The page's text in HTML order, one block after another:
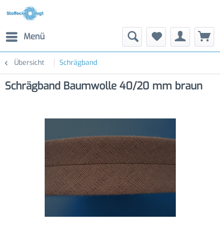
Menü
Übersicht Schrägband
Schrägband Baumwolle 40/20 mm braun